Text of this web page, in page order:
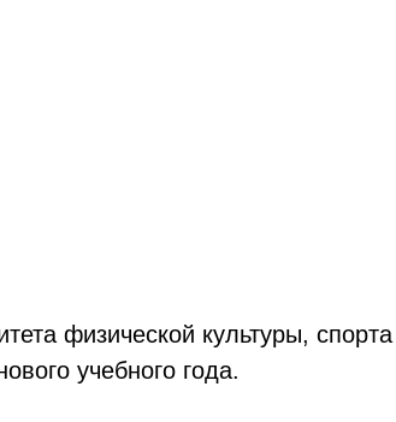
физической культуры,
учебного года.